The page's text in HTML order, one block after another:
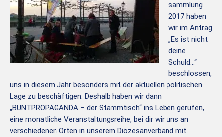
sammlung
2017 haben
wir im Antrag
„Es ist nicht
deine
Schuld…“
beschlossen,
uns in diesem Jahr besonders mit der aktuellen politischen
Lage zu beschäftigen. Deshalb haben wir dann
„BUNTPROPAGANDA – der Stammtisch“ ins Leben gerufen,
eine monatliche Veranstaltungsreihe, bei dir wir uns an
verschiedenen Orten in unserem Diözesanverband mit